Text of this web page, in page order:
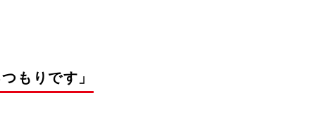
もりです」